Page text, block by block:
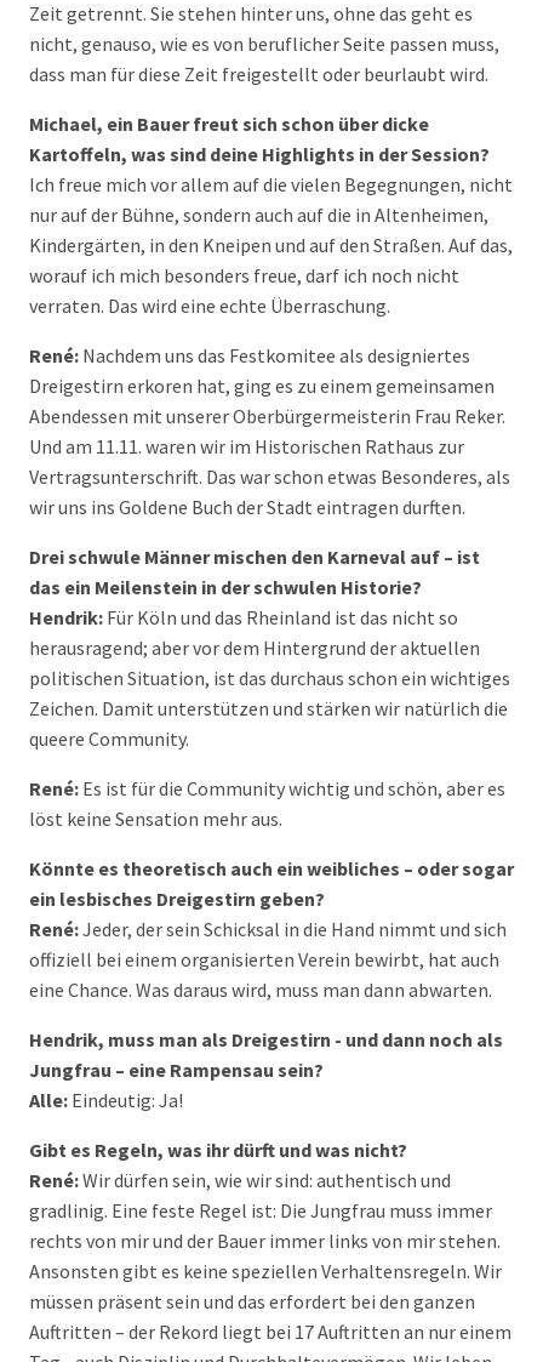
Zeit getrennt. Sie stehen hinter uns, ohne das geht es
nicht, genauso, wie es von beruflicher Seite passen muss,
dass man für diese Zeit freigestellt oder beurlaubt wird.
Michael, ein Bauer freut sich schon über dicke
Kartoffeln, was sind deine Highlights in der Session?
Ich freue mich vor allem auf die vielen Begegnungen, nicht
nur auf der Bühne, sondern auch auf die in Altenheimen,
Kindergärten, in den Kneipen und auf den Straßen. Auf das,
worauf ich mich besonders freue, darf ich noch nicht
verraten. Das wird eine echte Überraschung.
René: Nachdem uns das Festkomitee als designiertes
Dreigestirn erkoren hat, ging es zu einem gemeinsamen
Abendessen mit unserer Oberbürgermeisterin Frau Reker.
Und am 11.11. waren wir im Historischen Rathaus zur
Vertragsunterschrift. Das war schon etwas Besonderes, als
wir uns ins Goldene Buch der Stadt eintragen durften.
Drei schwule Männer mischen den Karneval auf – ist
das ein Meilenstein in der schwulen Historie?
Hendrik: Für Köln und das Rheinland ist das nicht so
herausragend; aber vor dem Hintergrund der aktuellen
politischen Situation, ist das durchaus schon ein wichtiges
Zeichen. Damit unterstützen und stärken wir natürlich die
queere Community.
René: Es ist für die Community wichtig und schön, aber es
löst keine Sensation mehr aus.
Könnte es theoretisch auch ein weibliches – oder sogar
ein lesbisches Dreigestirn geben?
René:Jeder, der sein Schicksal in die Hand nimmt und sich
offiziell bei einem organisierten Verein bewirbt, hat auch
eine Chance. Was daraus wird, muss man dann abwarten.
Hendrik, muss man als Dreigestirn - und dann noch als
Jungfrau – eine Rampensau sein?
Alle: Eindeutig: Ja!
Gibt es Regeln, was ihr dürft und was nicht?
René:Wir dürfen sein, wie wir sind: authentisch und
gradlinig. Eine feste Regel ist: Die Jungfrau muss immer
rechts von mir und der Bauer immer links von mir stehen.
Ansonsten gibt es keine speziellen Verhaltensregeln. Wir
müssen präsent sein und das erfordert bei den ganzen
Auftritten – der Rekord liegt bei 17 Auftritten an nur einem